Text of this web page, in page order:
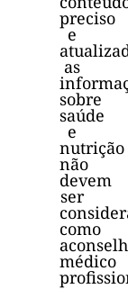
preciso
e
as
sobre
saúde
e
nutrição
não
devem
ser
como
médico